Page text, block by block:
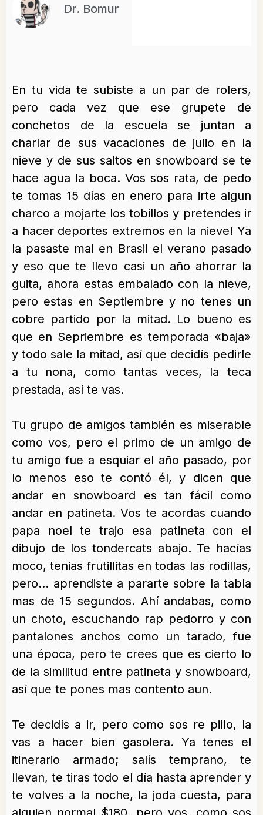
Dr. Bomur
En tu vida te subiste a un par de rolers,
pero cada vez que ese grupete de
conchetos de la escuela se juntan a
charlar de sus vacaciones de julio en la
nieve y de sus saltos en snowboard se te
hace agua la boca. Vos sos rata, de pedo
te tomas 15 días en enero para irte algun
charco a mojarte los tobillos y pretendes ir
a hacer deportes extremos en la nieve! Ya
la pasaste mal en Brasil el verano pasado
y eso que te llevo casi un año ahorrar la
guita, ahora estas embalado con la nieve,
pero estas en Septiembre y no tenes un
cobre partido por la mitad. Lo bueno es
que en Sepriembre es temporada «baja»
y todo sale la mitad, así que decidís pedirle
a tu nona, como tantas veces, la teca
prestada, así te vas.
Tu grupo de amigos también es miserable
como vos, pero el primo de un amigo de
tu amigo fue a esquiar el año pasado, por
lo menos eso te contó él, y dicen que
andar en snowboard es tan fácil como
andar en patineta. Vos te acordas cuando
papa noel te trajo esa patineta con el
dibujo de los tondercats abajo. Te hacías
moco, tenias frutillitas en todas las rodillas,
pero… aprendiste a pararte sobre la tabla
mas de 15 segundos. Ahí andabas, como
un choto, escuchando rap pedorro y con
pantalones anchos como un tarado, fue
una época, pero te crees que es cierto lo
de la similitud entre patineta y snowboard,
así que te pones mas contento aun.
Te decidís a ir, pero como sos re pillo, la
vas a hacer bien gasolera. Ya tenes el
itinerario armado; salís temprano, te
llevan, te tiras todo el día hasta aprender y
te volves a la noche, la joda cuesta, para